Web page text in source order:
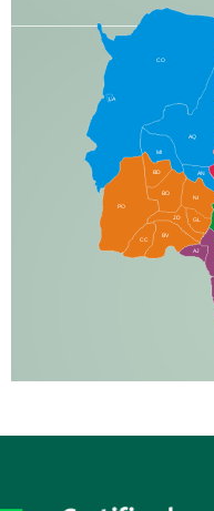
CO
AQ
MI
AN
BD
BO
NI
JD
PO
BV
CC
AJ
GL
LA